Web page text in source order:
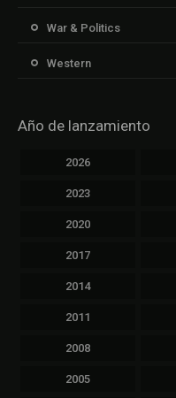
War & Politics
Western
Año de lanzamiento
2026
2023
2020
2017
2014
2011
2008
2005